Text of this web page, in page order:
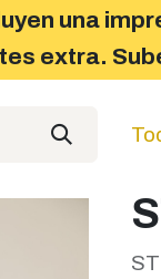
una
extra.